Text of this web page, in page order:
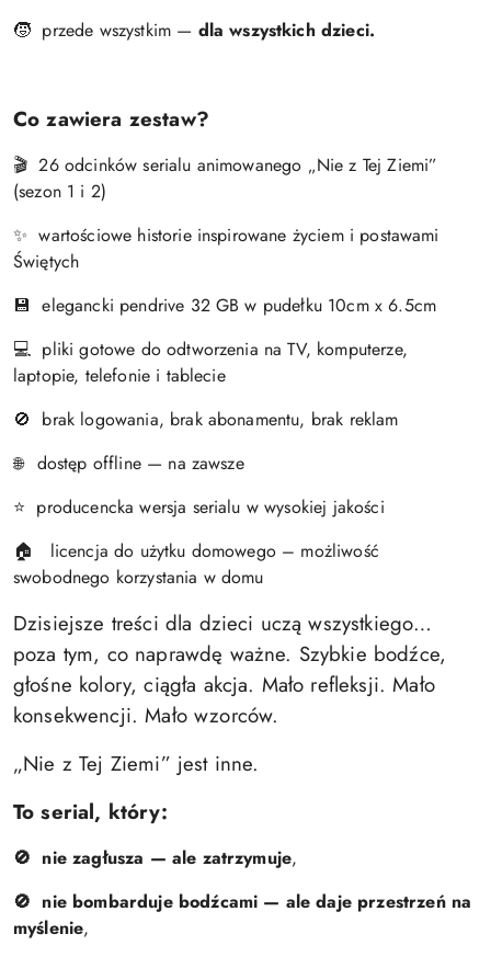
🧒 przede wszystkim — dla wszystkich dzieci.
Co zawiera zestaw?
🎬 26 odcinków serialu animowanego „Nie z Tej Ziemi”
(sezon 1 i 2)
✨ wartościowe historie inspirowane życiem i postawami
Świętych
💾 elegancki pendrive 32 GB w pudełku 10cm x 6.5cm
💻 pliki gotowe do odtworzenia na TV, komputerze,
laptopie, telefonie i tablecie
🚫 brak logowania, brak abonamentu, brak reklam
🌐 dostęp offline — na zawsze
⭐ producencka wersja serialu w wysokiej jakości
🏠 licencja do użytku domowego – możliwość
swobodnego korzystania w domu
Dzisiejsze treści dla dzieci uczą wszystkiego…
poza tym, co naprawdę ważne. Szybkie bodźce,
głośne kolory, ciągła akcja. Mało refleksji. Mało
konsekwencji. Mało wzorców.
„Nie z Tej Ziemi” jest inne.
To serial, który:
🚫 nie zagłusza — ale zatrzymuje,
🚫
nie bombarduje bodźcami — ale daje przestrzeń na
myślenie,